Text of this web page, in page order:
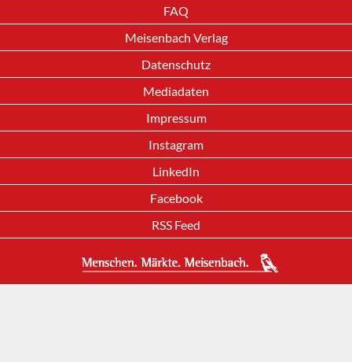
FAQ
Meisenbach Verlag
Datenschutz
Mediadaten
Impressum
Instagram
LinkedIn
Facebook
RSS Feed